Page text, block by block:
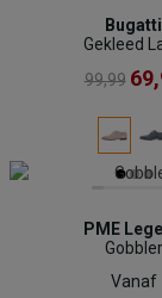
Bugatti
Gekleed
99,99
PME
Gobbler
Vanaf